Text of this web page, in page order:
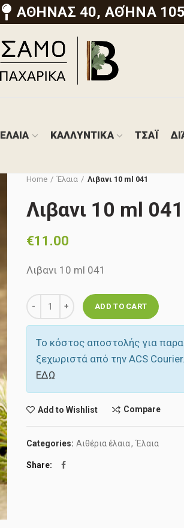
ΑΘΗΝΑΣ 40, ΑΘΉΝΑ
ΕΛΑΙΑ ΚΑΛΛΥΝΤΙΚΑ ΤΣΑΪ
Home Έλαια Λιβανι 10 ml 041
Λιβανι 10 ml 041
€11.00
Λιβανι 10 ml 041
Quantity
ADD TO CART
Το κόστος αποστολής για
ξεχωριστά από την ACS
ΕΔΩ
Add to Wishlist Compare
Categories: Αιθέρια έλαια, Έλαια
Share